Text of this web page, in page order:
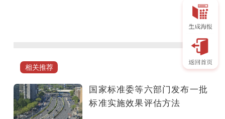
标
委、
交
通
相关推荐
国家标准委等六部门发布一批
标准实施效果评估方法